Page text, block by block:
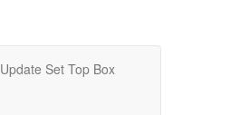
Update Set Top Box